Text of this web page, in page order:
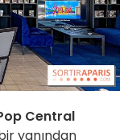
Central
yanından